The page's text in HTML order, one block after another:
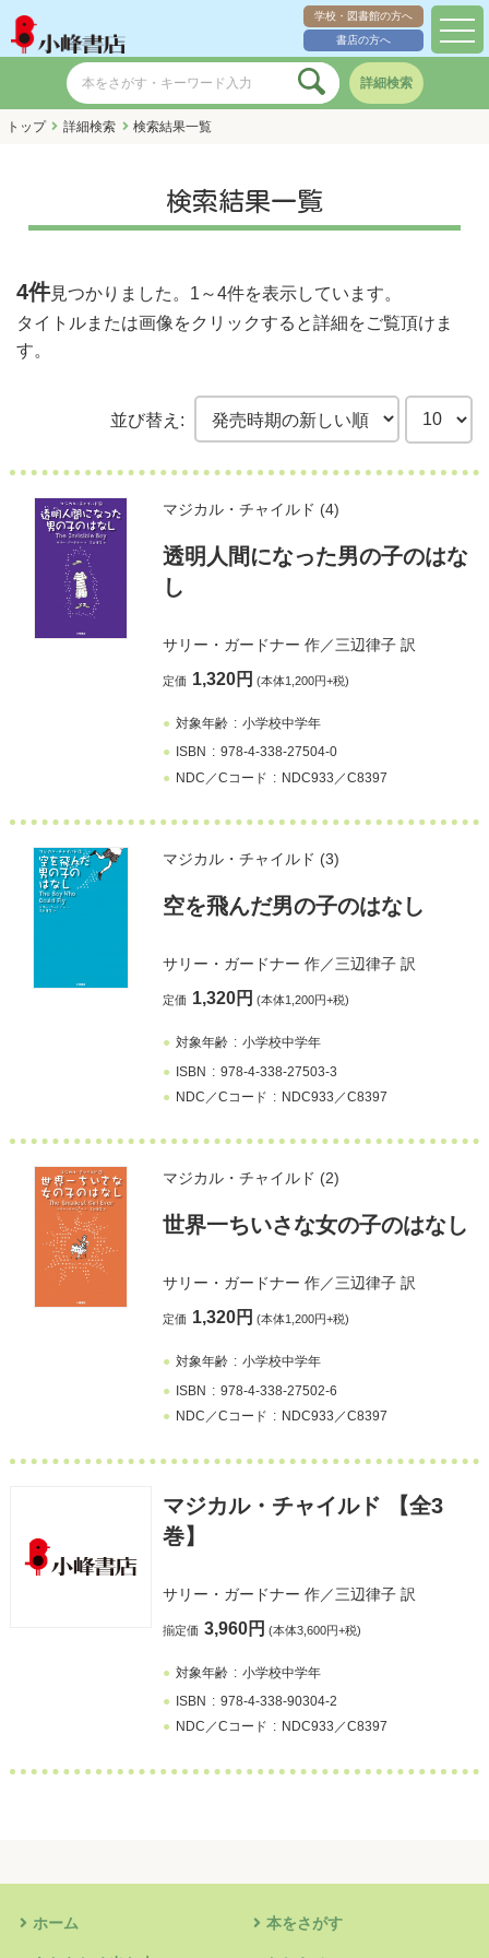
学校・図書館の方へ
書店の方へ
詳細検索
トップ 詳細検索 検索結果一覧
検索結果一覧
4件見つかりました。 1～4件を表示しています。
タイトルまたは画像をクリックすると詳細をご覧頂けま
す。
並び替え:
マジカル・チャイルド (4)
透明人間になった男の子のはな
し
サリー・ガードナー 作／三辺律子訳
定価 1,320円 (本体1,200円+税)
対象年齢
小学校中学年
ISBN
978-4-338-27504-0
NDC／Cコード
NDC933／C8397
マジカル・チャイルド (3)
空を飛んだ男の子のはなし
サリー・ガードナー 作／三辺律子訳
定価 1,320円 (本体1,200円+税)
対象年齢
小学校中学年
ISBN
978-4-338-27503-3
NDC／Cコード
NDC933／C8397
マジカル・チャイルド (2)
世界一ちいさな女の子のはなし
サリー・ガードナー 作／三辺律子訳
定価 1,320円 (本体1,200円+税)
対象年齢
小学校中学年
ISBN
978-4-338-27502-6
NDC／Cコード
NDC933／C8397
マジカル・チャイルド 【全3
巻】
サリー・ガードナー 作／三辺律子訳
揃定価 3,960円 (本体3,600円+税)
対象年齢
小学校中学年
ISBN
978-4-338-90304-2
NDC／Cコード
NDC933／C8397
ホーム 本をさがす